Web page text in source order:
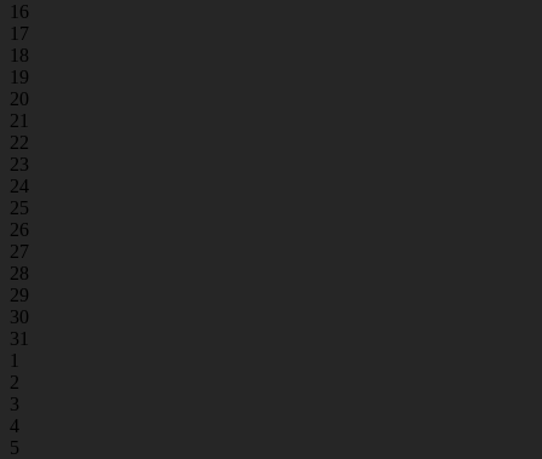
16
17
18
19
20
21
22
23
24
25
26
27
28
29
30
31
1
2
3
4
5